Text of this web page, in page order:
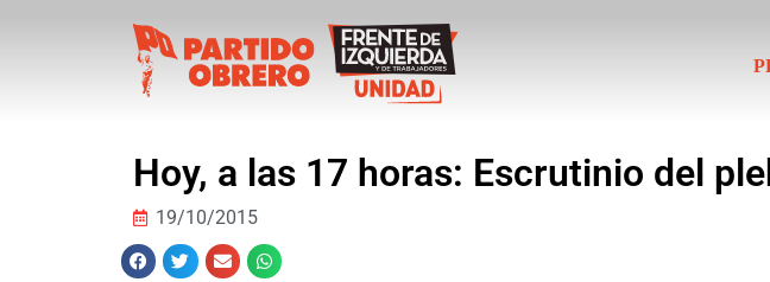
Hoy, a las 17 horas: Escrutinio del
19/10/2015